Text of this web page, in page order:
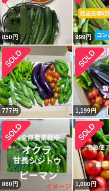
850円 999円
777円 1,199円
860円 1,000円